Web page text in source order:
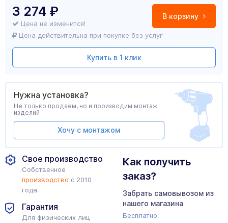
В корзину
3 274 ₽
Цена не изменится!
Цена действительна при покупке без услуг
Купить в 1 клик
Свое производство
Собственное
производство с 2010
года.
Гарантия
Для физических лиц
Как получить
заказ?
Забрать самовывозом из
нашего магазина
Бесплатно
Нужна установка?
Не только продаем, но и производим монтаж
изделий
Хочу с монтажом